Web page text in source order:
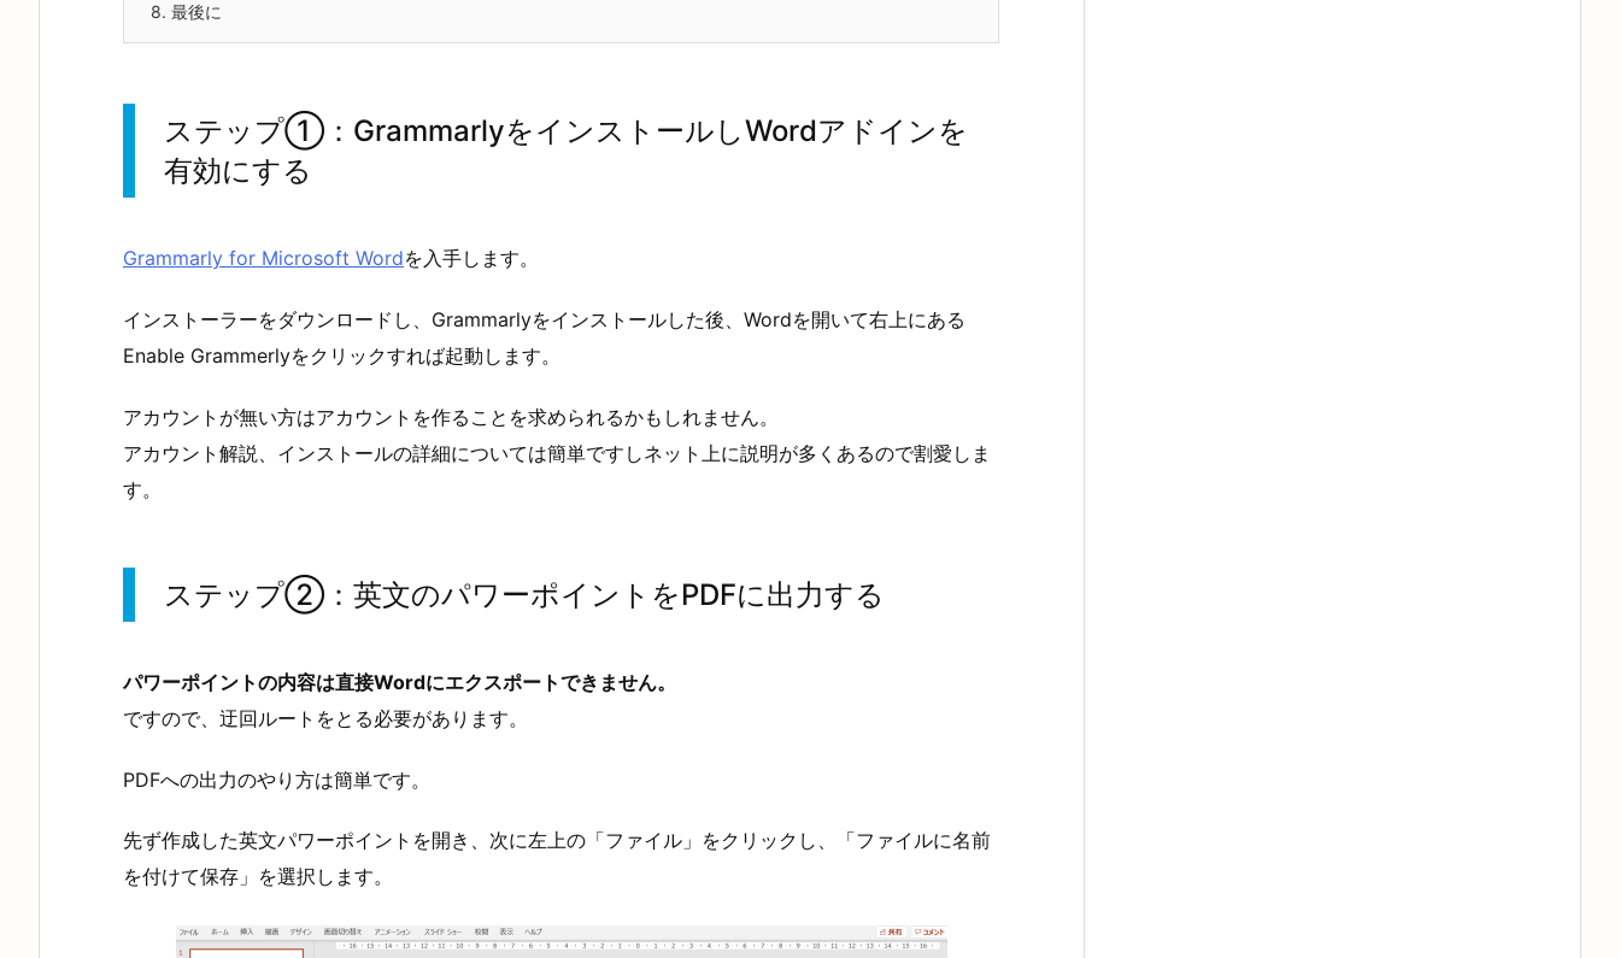
8. 最後に
ステップ①：GrammarlyをインストールしWordアドインを
有効にする
Grammarly for Microsoft Wordを入手します。
インストーラーをダウンロードし、Grammarlyをインストールした後、Wordを開いて右上にある
Enable Grammerlyをクリックすれば起動します。
アカウントが無い方はアカウントを作ることを求められるかもしれません。
アカウント解説、インストールの詳細については簡単ですしネット上に説明が多くあるので割愛しま
す。
ステップ②：英文のパワーポイントをPDFに出力する
パワーポイントの内容は直接Wordにエクスポートできません。
ですので、迂回ルートをとる必要があります。
PDFへの出力のやり方は簡単です。
先ず作成した英文パワーポイントを開き、次に左上の「ファイル」をクリックし、「ファイルに名前
を付けて保存」を選択します。